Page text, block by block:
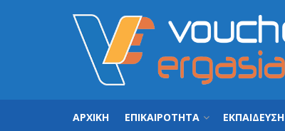
ΑΡΧΙΚΗ ΕΠΙΚΑΙΡΟΤΗΤΑ ΕΚΠΑΙΔΕΥΣΗ